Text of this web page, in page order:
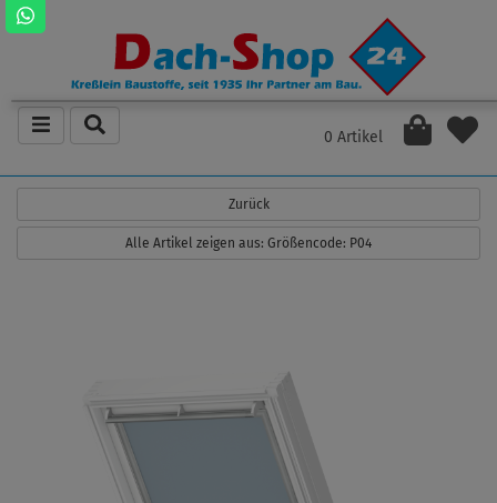
0 Artikel
Zurück
Alle Artikel zeigen aus: Größencode: P04